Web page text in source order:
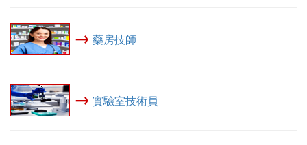
→ 藥房技師
→ 實驗室技術員